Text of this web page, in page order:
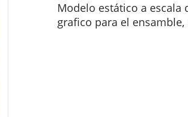
Modelo estático a
grafico para el